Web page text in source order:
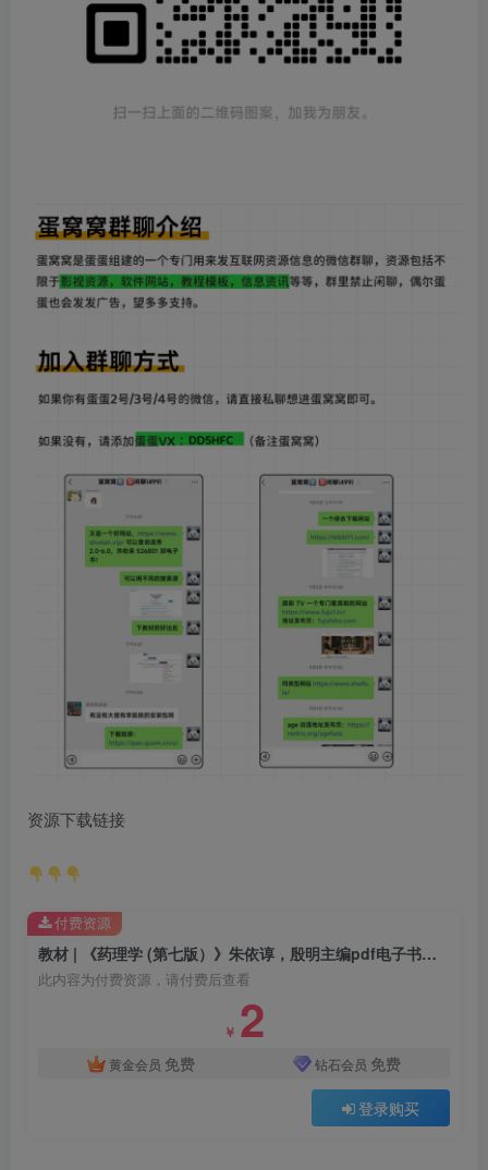
资源下载链接
教材 | 《药理学 (第七版）》朱依谆，殷明主编pdf电子书下载
此内容为付费资源，请付费后查看
￥ 2
黄金会员 免费 钻石会员 免费
登录购买
付费资源